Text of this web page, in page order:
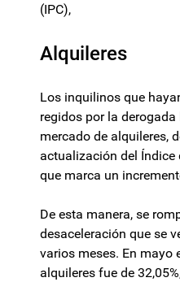
(IPC),
Alquileres
Los inquilinos que
regidos por la derogada
mercado de alquileres,
actualización del Índice
que marca un
De esta manera, se
desaceleración que se
varios meses. En mayo
alquileres fue de